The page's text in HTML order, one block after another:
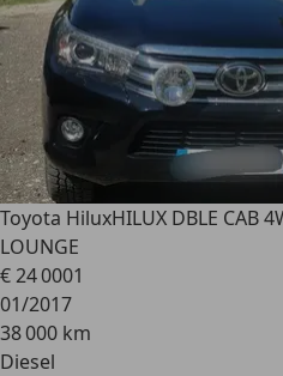
Toyota HiluxHILUX DBLE CAB
LOUNGE
€ 24 0001
01/2017
38 000 km
Diesel